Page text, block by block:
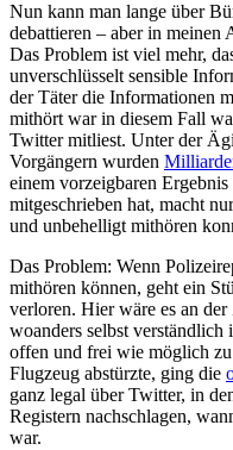
Nun kann man lange über
debattieren – aber in meinen
Das Problem ist viel mehr,
unverschlüsselt sensible
der Täter die Informationen
mithört war in diesem Fall
Twitter mitliest. Unter der
Vorgängern wurden
einem vorzeigbaren
mitgeschrieben hat, macht
und unbehelligt mithören
Das Problem: Wenn
mithören können, geht ein
verloren. Hier wäre es an
woanders selbst verständlich
offen und frei wie möglich
Flugzeug abstürzte, ging die
ganz legal über Twitter, in
Registern nachschlagen,
war.